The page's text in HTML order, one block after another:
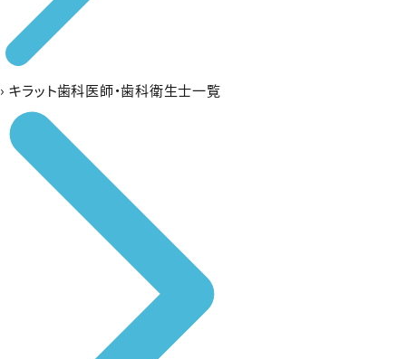
› キラット歯科医師・歯科衛生士一覧